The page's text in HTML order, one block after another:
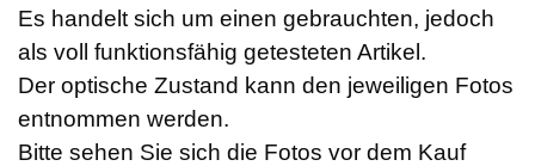
Es handelt sich um einen gebrauchten, jedoch
als voll funktionsfähig getesteten Artikel.
Der optische Zustand kann den jeweiligen Fotos
entnommen werden.
Bitte sehen Sie sich die Fotos vor dem Kauf